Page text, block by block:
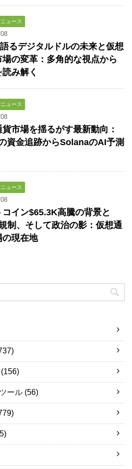
ュース
るデジタルドルの未来と仮想
場の変革：多角的な視点から
み解く
ュース
市場を揺るがす最新動向：
資金追跡からSolanaのAI予測
ュース
コイン$65.3K高騰の背景と
制、そして政治の影：仮想通
の現在地
(156)
ール (56)